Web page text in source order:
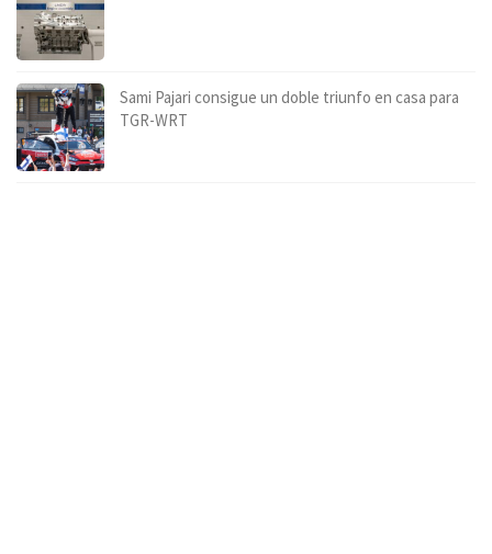
Sami Pajari consigue un doble triunfo en casa para
TGR-WRT